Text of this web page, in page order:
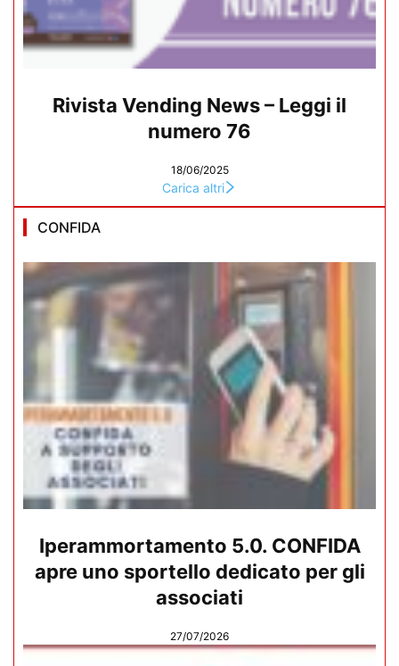
Rivista Vending News – Leggi il
numero 76
18/06/2025
Carica altri
CONFIDA
Iperammortamento 5.0. CONFIDA
apre uno sportello dedicato per gli
associati
27/07/2026